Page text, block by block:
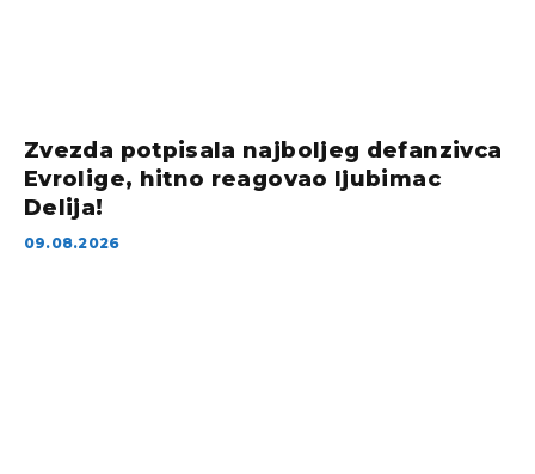
Zvezda potpisala najboljeg defanzivca
Evrolige, hitno reagovao ljubimac
Delija!
09.08.2026